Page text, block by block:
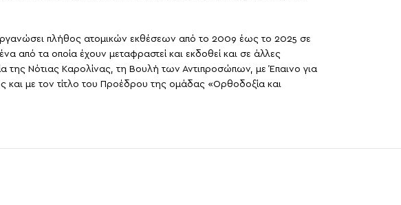
πλήθος ατομικών εκθέσεων από το 2009 έως το 2025 σε
από τα οποία έχουν μεταφραστεί και εκδοθεί και σε άλλες
της Νότιας Καρολίνας, τη Βουλή των Αντιπροσώπων, με Έπαινο για
και με τον τίτλο του Προέδρου της ομάδας «Ορθοδοξία και